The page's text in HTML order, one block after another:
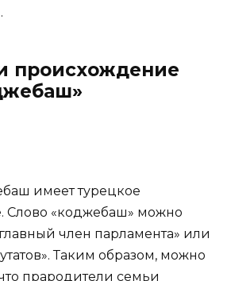
происхождение
имеет турецкое
Слово «коджебаш» можно
член парламента» или
Таким образом, можно
прародители семьи